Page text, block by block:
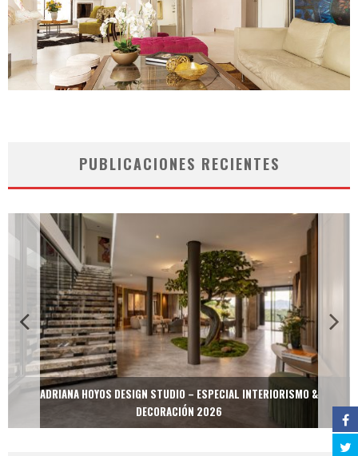
PUBLICACIONES RECIENTES
ADRIANA HOYOS DESIGN STUDIO – ESPECIAL INTERIORISMO &
DECORACIÓN 2026